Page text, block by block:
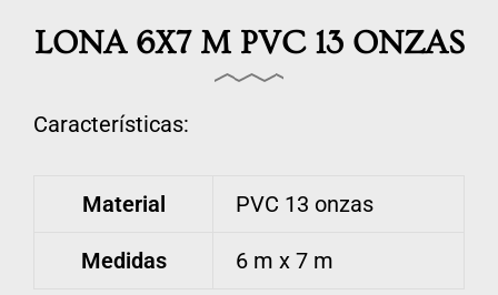
LONA 6X7 M PVC 13 ONZAS
Características:
Material PVC 13 onzas
Medidas 6 m x 7 m